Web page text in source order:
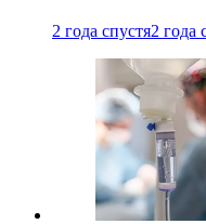
2 года спустя2 года